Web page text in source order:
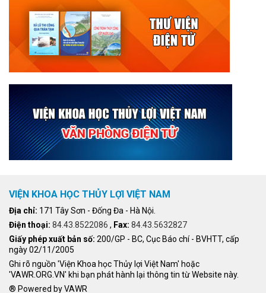
VIỆN KHOA HỌC THỦY LỢI VIỆT NAM
Địa chỉ: 171 Tây Sơn - Đống Đa - Hà Nội.
Điện thoại: 84.43.8522086 , Fax: 84.43.5632827
Giấy phép xuất bản số: 200/GP - BC, Cục Báo chí - BVHTT, cấp
ngày 02/11/2005
Ghi rõ nguồn 'Viện Khoa học Thủy lợi Việt Nam' hoặc
'VAWR.ORG.VN' khi bạn phát hành lại thông tin từ Website này.
® Powered by VAWR